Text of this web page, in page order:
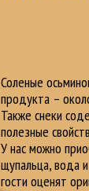
Соленые
продукта –
Также снеки
полезные
У нас можно
щупальца, вода
гости оценят